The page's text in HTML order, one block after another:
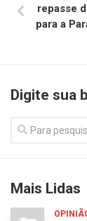
repasse
para a
Digite sua
Mais Lidas